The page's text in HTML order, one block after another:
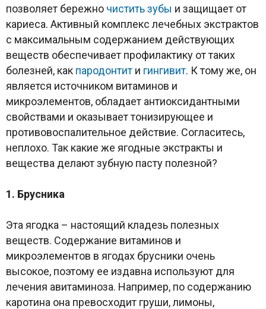
позволяет бережно чиститьзубы и защищает от
кариеса. Активный комплекс лечебных экстрактов
с максимальным содержанием действующих
веществ обеспечивает профилактику от таких
болезней, как пародонтит и гингивит. К тому же, он
является источником витаминов и
микроэлементов, обладает антиоксидантными
свойствами и оказывает тонизирующее и
противовоспалительное действие. Согласитесь,
неплохо. Так какие же ягодные экстракты и
вещества делают зубную пасту полезной?
1. Брусника
Эта ягодка – настоящий кладезь полезных
веществ. Содержание витаминов и
микроэлементов в ягодах брусники очень
высокое, поэтому ее издавна используют для
лечения авитаминоза. Например, по содержанию
каротина она превосходит груши, лимоны,